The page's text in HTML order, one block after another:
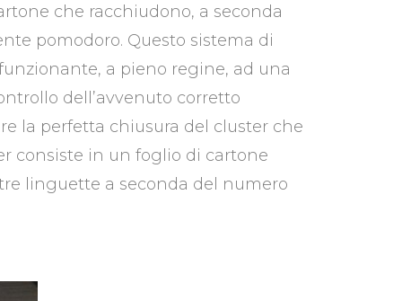
che racchiudono, a seconda
pomodoro. Questo sistema di
a pieno regine, ad una
dell’avvenuto corretto
la perfetta chiusura del cluster che
consiste in un foglio di cartone
linguette a seconda del numero